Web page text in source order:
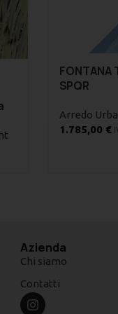
FONTANA
SPQR
Arredo
1.785,00 €
Azienda
Chi siamo
Contatti